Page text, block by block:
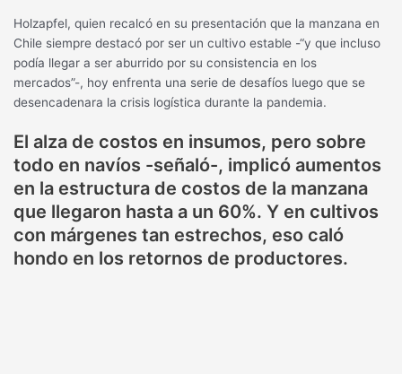
Holzapfel, quien recalcó en su presentación que la manzana en
Chile siempre destacó por ser un cultivo estable -“y que incluso
podía llegar a ser aburrido por su consistencia en los
mercados”-, hoy enfrenta una serie de desafíos luego que se
desencadenara la crisis logística durante la pandemia.
El alza de costos en insumos, pero sobre
todo en navíos -señaló-, implicó aumentos
en la estructura de costos de la manzana
que llegaron hasta a un 60%. Y en cultivos
con márgenes tan estrechos, eso caló
hondo en los retornos de productores.